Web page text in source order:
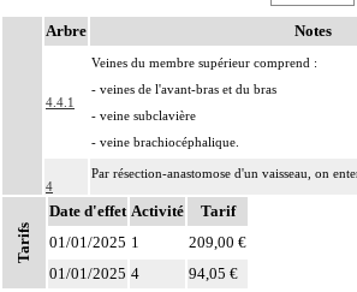
Arbre Notes
4.4.1
Veines du membre supérieur comprend :
- veines de l'avant-bras et du bras
- veine subclavière
- veine brachiocéphalique.
4
Par résection-anastomose d'un vaisseau, on
vasculaire avec restauration de la continuité par
Par recanalisation intraluminale d'un vaisseau,
obstacle totalement obstructif. Elle inclut la
Tarifs
Date d'effet Activité
Tarif
01/01/2025 1
209,00 €
01/01/2025 4 94,05 €